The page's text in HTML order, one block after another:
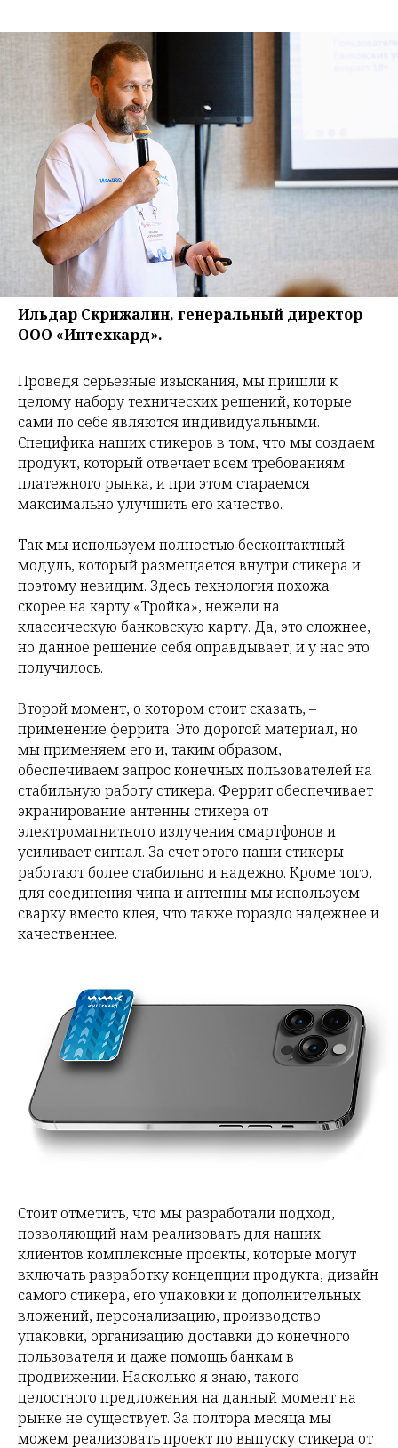
Ильдар Скрижалин, генеральный директор
ООО «Интехкард».
Проведя серьезные изыскания, мы пришли к
целому набору технических решений, которые
сами по себе являются индивидуальными.
Специфика наших стикеров в том, что мы создаем
продукт, который отвечает всем требованиям
платежного рынка, и при этом стараемся
максимально улучшить его качество.
Так мы используем полностью бесконтактный
модуль, который размещается внутри стикера и
поэтому невидим. Здесь технология похожа
скорее на карту «Тройка», нежели на
классическую банковскую карту. Да, это сложнее,
но данное решение себя оправдывает, и у нас это
получилось.
Второй момент, о котором стоит сказать, –
применение феррита. Это дорогой материал, но
мы применяем его и, таким образом,
обеспечиваем запрос конечных пользователей на
стабильную работу стикера. Феррит обеспечивает
экранирование антенны стикера от
электромагнитного излучения смартфонов и
усиливает сигнал. За счет этого наши стикеры
работают более стабильно и надежно. Кроме того,
для соединения чипа и антенны мы используем
сварку вместо клея, что также гораздо надежнее и
качественнее.
Стоит отметить, что мы разработали подход,
позволяющий нам реализовать для наших
клиентов комплексные проекты, которые могут
включать разработку концепции продукта, дизайн
самого стикера, его упаковки и дополнительных
вложений, персонализацию, производство
упаковки, организацию доставки до конечного
пользователя и даже помощь банкам в
продвижении. Насколько я знаю, такого
целостного предложения на данный момент на
рынке не существует. За полтора месяца мы
можем реализовать проект по выпуску стикера от